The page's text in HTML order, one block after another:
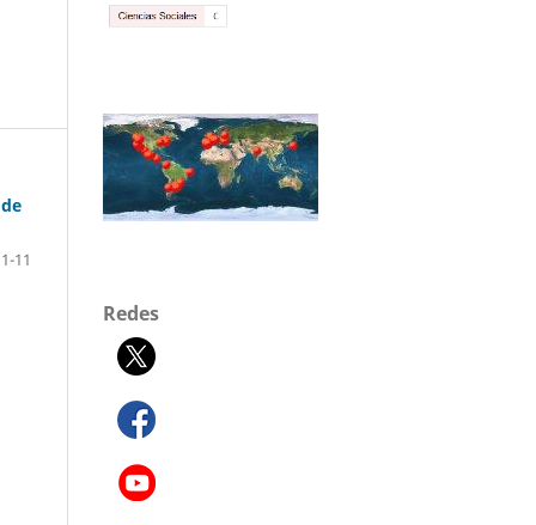
1-11
Redes